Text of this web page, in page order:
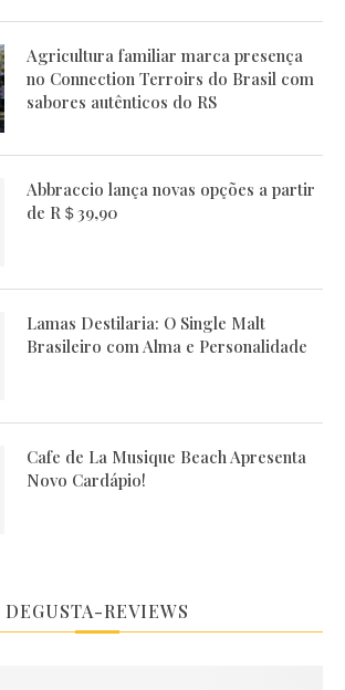
Agricultura familiar marca presença
no Connection Terroirs do Brasil com
sabores autênticos do RS
Abbraccio lança novas opções a partir
de R＄39,90
Lamas Destilaria: O Single Malt
Brasileiro com Alma e Personalidade
Cafe de La Musique Beach Apresenta
Novo Cardápio!
DEGUSTA-REVIEWS